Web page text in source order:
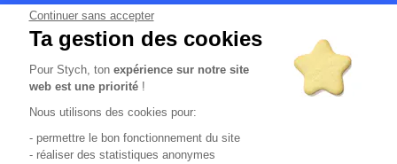
Continuer sans accepter
Ta gestion des cookies
Pour Stych, tonexpérience sur notre site
web est une priorité !
Nous utilisons des cookies pour:
- permettre le bon fonctionnement du site
- réaliser des statistiques anonymes
On recrute
Code de la route
Localisation
Contact